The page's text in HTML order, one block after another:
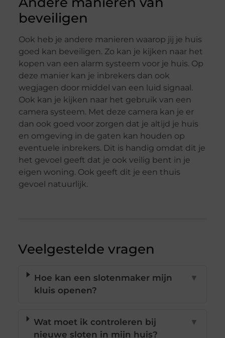
beveiligen
Ook heb je andere manieren waarop jij je huis
goed kan beveiligen. Zo kan je kijken naar het
kopen van een alarm systeem voor je huis. Op
deze manier kan je inbrekers dan ook
wegjagen door middel van een luid signaal.
Ook kan je kijken naar het gebruik van een
camera systeem. Met deze camera kan je er
dan ook goed voor zorgen dat je altijd je huis
en omgeving in de gaten kan houden op
eventuele inbrekers. Dit is handig omdat dit je
het gevoel geeft dat je ook veilig bent in je
eigen woning. Ook geeft dit je een thuis
gevoel natuurlijk.
Veelgestelde vragen
Hoe kan een slotenmaker mijn
kluis openen?
▼
Wat moet ik controleren bij
nieuwe sloten in mijn huis?
▼